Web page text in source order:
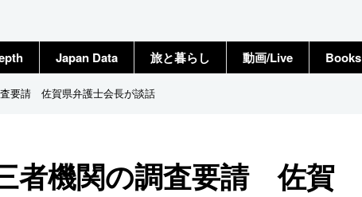
Japan Data 旅と暮らし 動画/Live Books
要請 佐賀県弁護士会長が談話
者機関の調査要請 佐賀